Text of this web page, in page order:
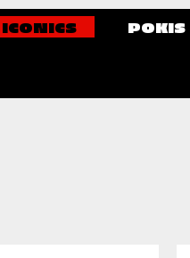
ICONICS
POKIS